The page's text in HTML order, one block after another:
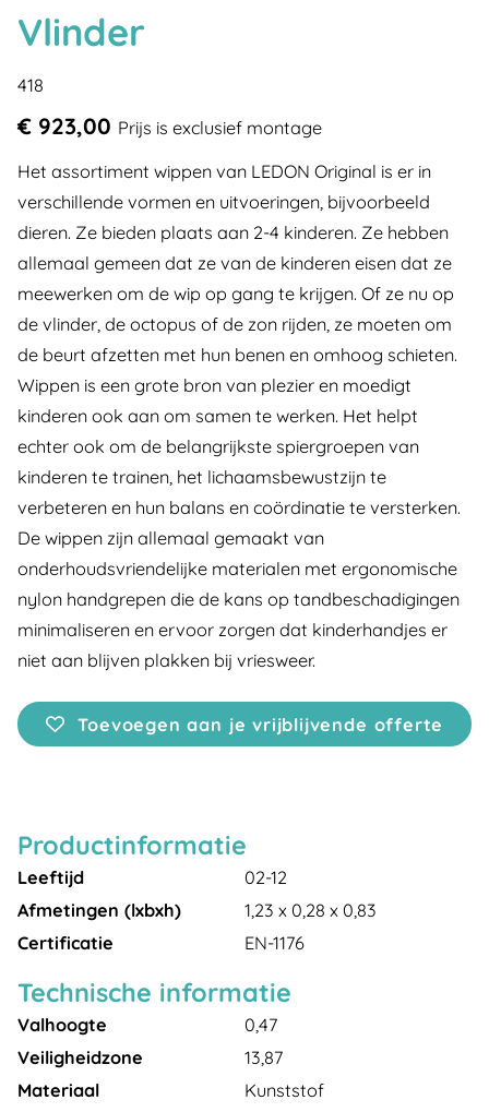
Vlinder
418
€ 923,00 Prijs is exclusief montage
Het assortiment wippen van LEDON Original is er in
verschillende vormen en uitvoeringen, bijvoorbeeld
dieren. Ze bieden plaats aan 2-4 kinderen. Ze hebben
allemaal gemeen dat ze van de kinderen eisen dat ze
meewerken om de wip op gang te krijgen. Of ze nu op
de vlinder, de octopus of de zon rijden, ze moeten om
de beurt afzetten met hun benen en omhoog schieten.
Wippen is een grote bron van plezier en moedigt
kinderen ook aan om samen te werken. Het helpt
echter ook om de belangrijkste spiergroepen van
kinderen te trainen, het lichaamsbewustzijn te
verbeteren en hun balans en coördinatie te versterken.
De wippen zijn allemaal gemaakt van
onderhoudsvriendelijke materialen met ergonomische
nylon handgrepen die de kans op tandbeschadigingen
minimaliseren en ervoor zorgen dat kinderhandjes er
niet aan blijven plakken bij vriesweer.
Toevoegen aan je vrijblijvende offerte
Productinformatie
Leeftijd
02-12
Afmetingen (lxbxh)
1,23 x 0,28 x 0,83
Certificatie
EN-1176
Technische informatie
Valhoogte
0,47
Veiligheidzone
13,87
Materiaal
Kunststof